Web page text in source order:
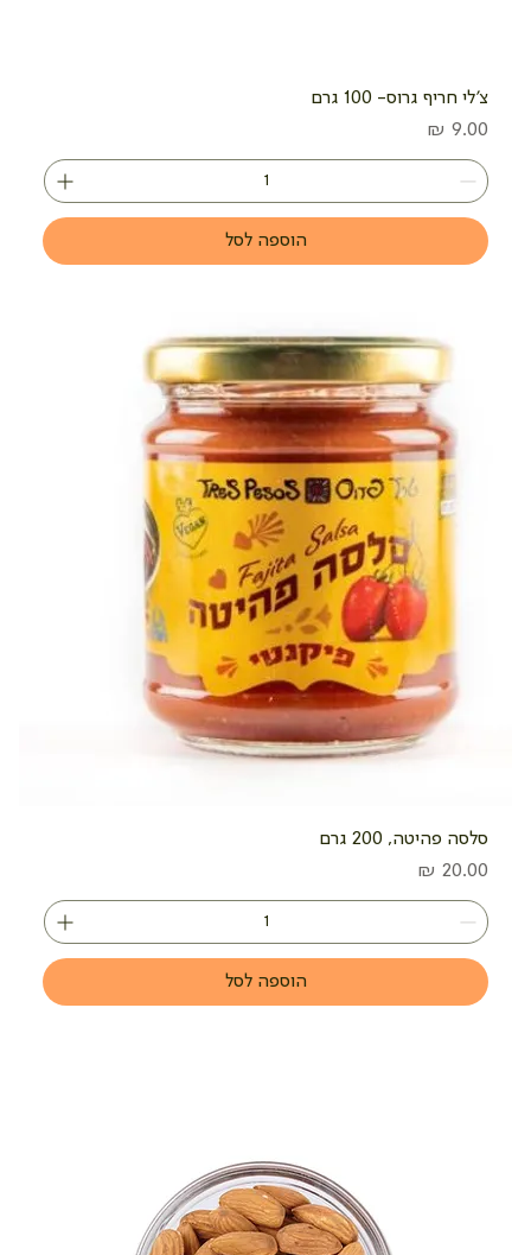
צ'לי חריף גרוס- 100 גרם
מחיר
הוספה לסל
סלסה פהיטה, 200 גרם
מחיר
הוספה לסל